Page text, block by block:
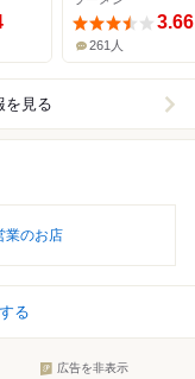
3.66
261人
を見る
業のお店
る
広告を非表示